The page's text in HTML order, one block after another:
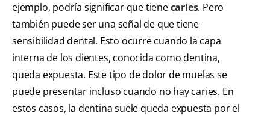
ejemplo, podría significar que tienecaries. Pero
también puede ser una señal de que tiene
sensibilidad dental. Esto ocurre cuando la capa
interna de los dientes, conocida como dentina,
queda expuesta. Este tipo de dolor de muelas se
puede presentar incluso cuando no hay caries. En
estos casos, la dentina suele queda expuesta por el